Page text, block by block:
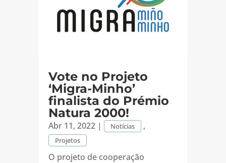
Vote no Projeto
‘Migra-Minho’
finalista do Prémio
Natura 2000!
Abr 11, 2022| Notícias ,
Projetos
O projeto de cooperação